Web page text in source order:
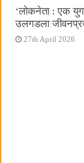
‌‘लोकनेता : एक
उलगडला
27th April 2026